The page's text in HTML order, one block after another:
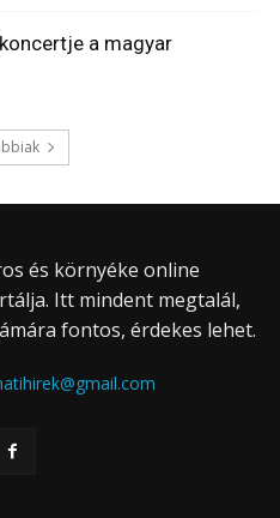
a magyar
és környéke online
Itt mindent megtalál,
fontos, érdekes lehet.